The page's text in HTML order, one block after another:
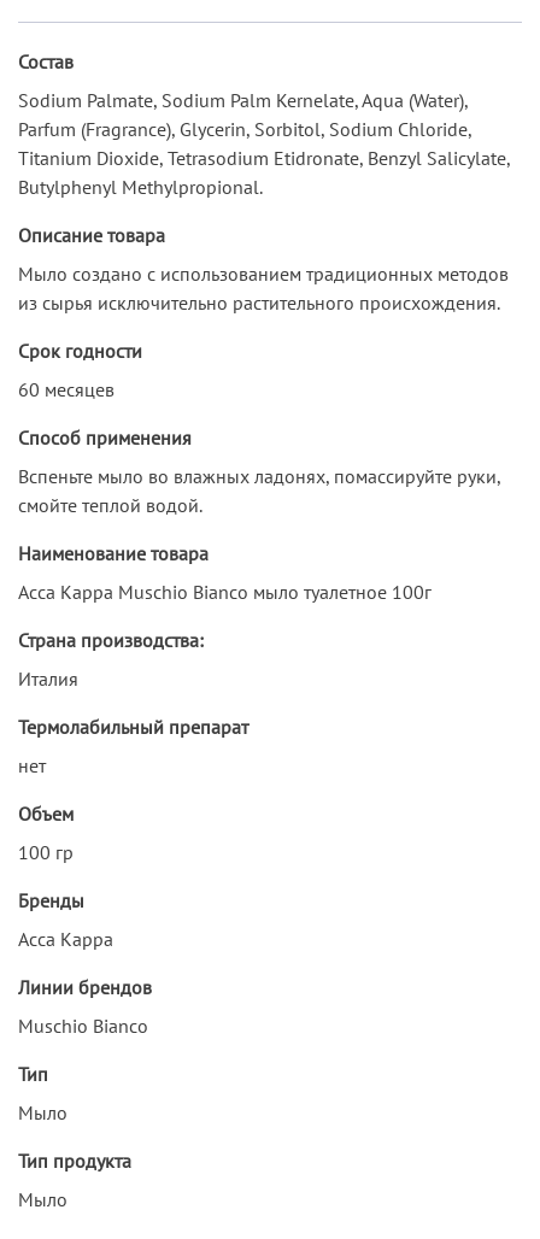
Состав
Sodium Palmate, Sodium Palm Kernelate, Aqua (Water),
Parfum (Fragrance), Glycerin, Sorbitol, Sodium Chloride,
Titanium Dioxide, Tetrasodium Etidronate, Benzyl Salicylate,
Butylphenyl Methylpropional.
Описание товара
Мыло создано с использованием традиционных методов
из сырья исключительно растительного происхождения.
Срок годности
60 месяцев
Способ применения
Вспеньте мыло во влажных ладонях, помассируйте руки,
смойте теплой водой.
Наименование товара
Acca Kappa Muschio Bianco мыло туалетное 100г
Страна производства:
Италия
Термолабильный препарат
нет
Объем
100 гр
Бренды
Acca Kappa
Линии брендов
Muschio Bianco
Тип
Мыло
Тип продукта
Мыло